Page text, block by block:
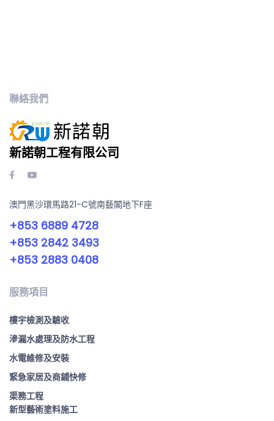
聯絡我們
新諾朝工程有限公司
澳門黑沙環馬路21-C號南藝閣地下F座
+853 6889 4728
+853 2842 3493
+853 2883 0408
服務項目
樓宇檢測及驗收
滲漏水處理及防水工程
水電維修及安裝
緊急家居及商鋪快修
渠務工程
新型藝術塗料施工